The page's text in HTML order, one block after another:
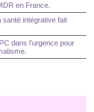
en France.
santé intégrative fait
dans l'urgence pour